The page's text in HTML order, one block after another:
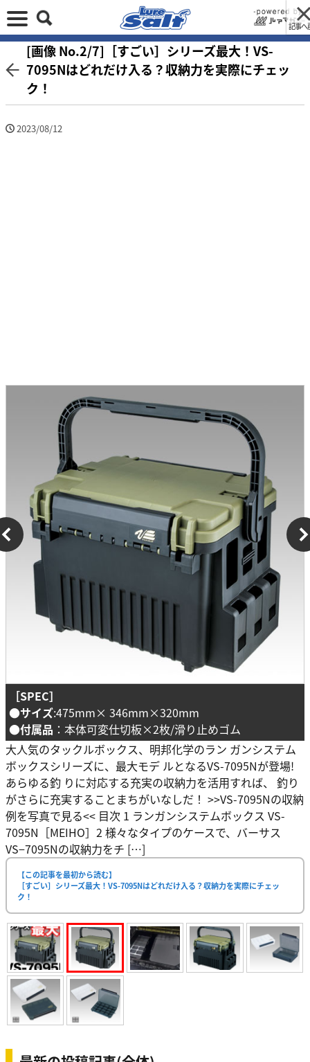
記事へ
[画像 No.2/7]［すごい］シリーズ最大！VS-
7095Nはどれだけ入る？収納力を実際にチェッ
ク！
2023/08/12
［SPEC］
●サイズ:475mm× 346mm×320mm
●付属品 ：本体可変仕切板×2枚/滑り止めゴム
大人気のタックルボックス、明邦化学のラン ガンシステム
ボックスシリーズに、最大モデ ルとなるVS-7095Nが登場!
あらゆる釣 りに対応する充実の収納力を活用すれば、 釣り
がさらに充実することまちがいなしだ！ >>VS-7095Nの収納
例を写真で見る<< 目次 1 ランガンシステムボックス VS-
7095N［MEIHO］2 様々なタイプのケースで、バーサス
VS−7095Nの収納力をチ […]
【この記事を最初から読む】
［すごい］シリーズ最大！VS-7095Nはどれだけ入る？収納力を実際にチェッ
ク！